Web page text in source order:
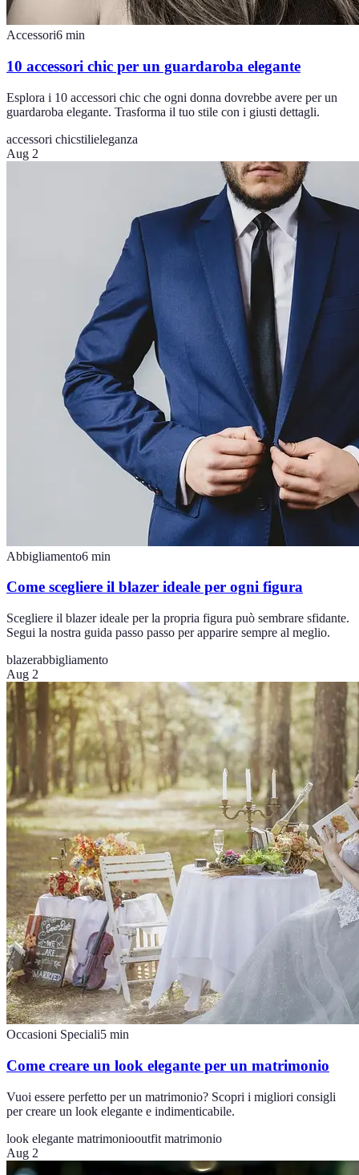
Accessori6 min
10 accessori chic per un guardaroba elegante
Esplora i 10 accessori chic che ogni donna dovrebbe avere per un
guardaroba elegante. Trasforma il tuo stile con i giusti dettagli.
accessori chicstilieleganza
Aug 2
Abbigliamento6 min
Come scegliere il blazer ideale per ogni figura
Scegliere il blazer ideale per la propria figura può sembrare sfidante.
Segui la nostra guida passo passo per apparire sempre al meglio.
blazerabbigliamento
Aug 2
Occasioni Speciali5 min
Come creare un look elegante per un matrimonio
Vuoi essere perfetto per un matrimonio? Scopri i migliori consigli
per creare un look elegante e indimenticabile.
look elegante matrimoniooutfit matrimonio
Aug 2